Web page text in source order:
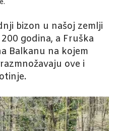
bizon u našoj zemlji
godina, a Fruška
Balkanu na kojem
ove i